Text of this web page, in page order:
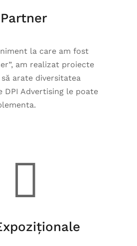
la care am fost
am realizat proiecte
arate diversitatea
DPI Advertising le poate
